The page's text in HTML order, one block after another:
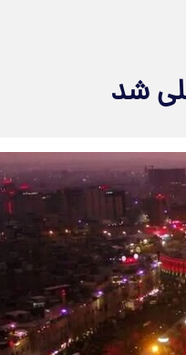
شد